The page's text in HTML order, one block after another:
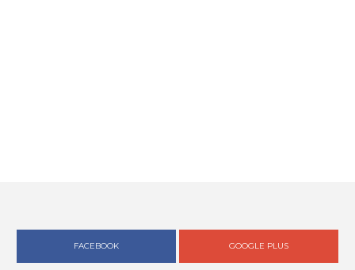
FACEBOOK GOOGLE PLUS